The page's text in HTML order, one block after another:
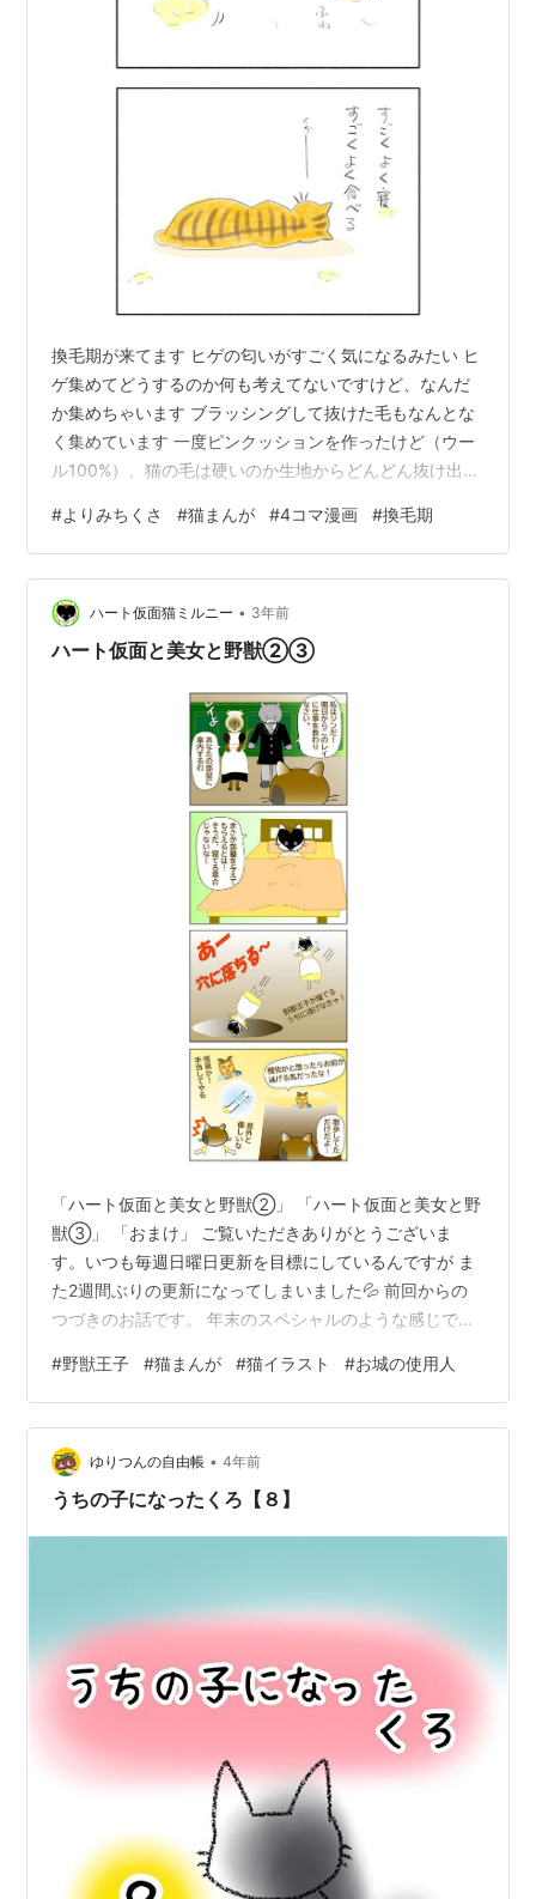
換毛期が来てます ヒゲの匂いがすごく気になるみたい ヒ
ゲ集めてどうするのか何も考えてないですけど、なんだ
か集めちゃいます ブラッシングして抜けた毛もなんとな
く集めています 一度ピンクッションを作ったけど（ウー
ル100%）、猫の毛は硬いのか生地からどんどん抜け出て
きました ランキング参加中漫画ブログ ランキング参加中
雑談・日記を書きたい人のグループ
#よりみちくさ #猫まんが #4コマ漫画 #換毛期
ハート仮面猫ミルニー • 3年前
ハート仮面と美女と野獣②③
「ハート仮面と美女と野獣②」 「ハート仮面と美女と野
獣③」 「おまけ」 ご覧いただきありがとうございま
す。いつも毎週日曜日更新を目標にしているんですが ま
た2週間ぶりの更新になってしまいました💦 前回からの
つづきのお話です。 年末のスペシャルのような感じでち
☆彡 あっ 前回、宝くじの夢を見たお話をしましたが、年
末ジャンボ買っちゃいました(^_^;)いつもスターやブク
マ、コメントをいただきありがとうございます✨ 次回も
よろしくお願いいたします。
#野獣王子 #猫まんが #猫イラスト #お城の使用人
ゆりつんの自由帳 • 4年前
うちの子になったくろ【８】